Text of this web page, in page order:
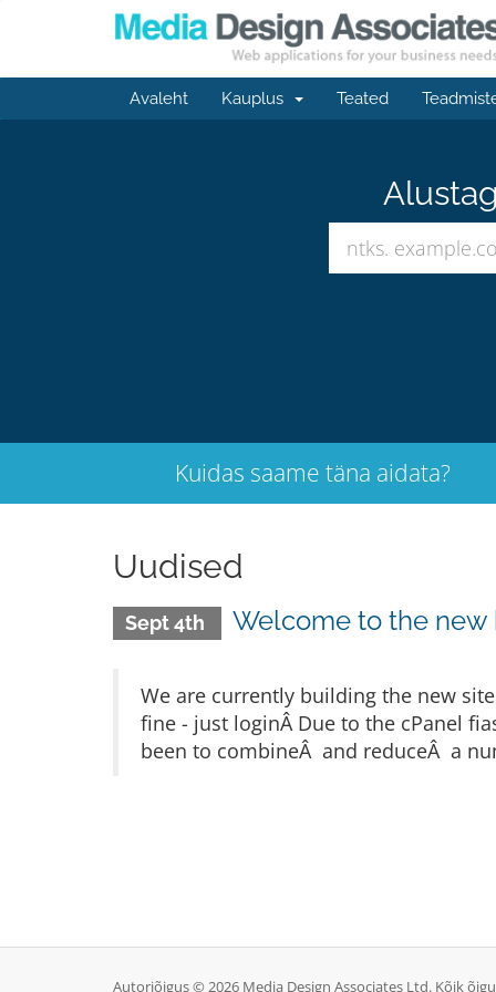
Avaleht Kauplus Teated
Kuidas saame täna aidata?
Uudised
Sept 4th Welcome to the new
We are currently building the new
fine - just loginÂ Due to the cPanel
been to combineÂ and reduceÂ a
Autoriõigus © 2026 Media Design Associates Ltd. Kõik